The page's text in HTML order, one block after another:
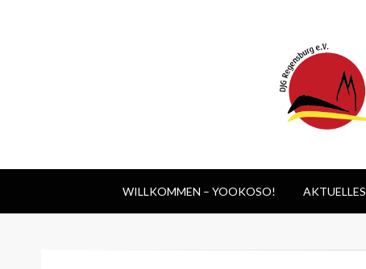
WILLKOMMEN – YOOKOSO! AKTUELLES